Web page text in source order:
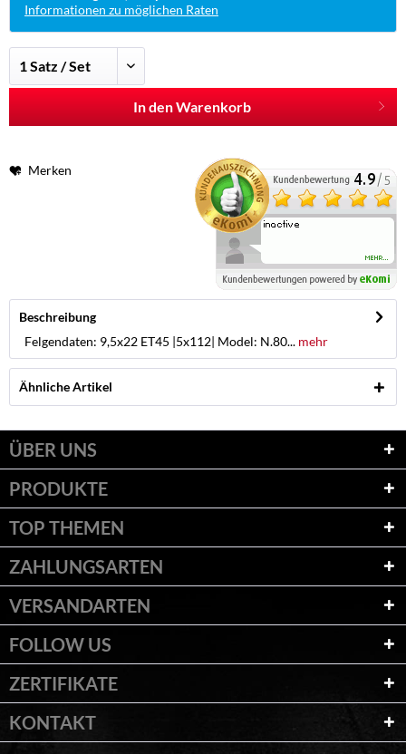
Informationen zu möglichen Raten
In den Warenkorb
Merken
Beschreibung
Felgendaten: 9,5x22 ET45 |5x112| Model: N.80... mehr
Ähnliche Artikel
ÜBER UNS
PRODUKTE
TOP THEMEN
ZAHLUNGSARTEN
VERSANDARTEN
FOLLOW US
ZERTIFIKATE
KONTAKT